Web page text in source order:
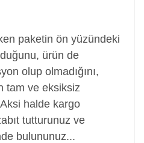
paketin ön yüzündeki
ürün de
olup olmadığını,
tam ve eksiksiz
halde kargo
tutturunuz ve
bulununuz...